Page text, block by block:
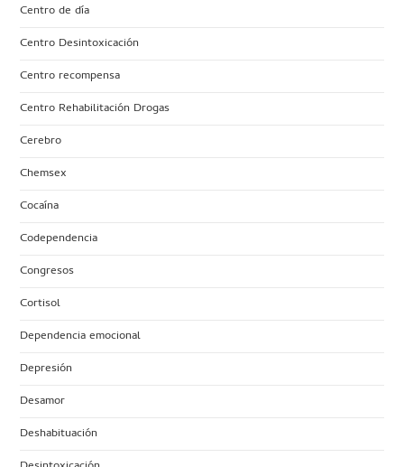
Centro de día
Centro Desintoxicación
Centro recompensa
Centro Rehabilitación Drogas
Cerebro
Chemsex
Cocaína
Codependencia
Congresos
Cortisol
Dependencia emocional
Depresión
Desamor
Deshabituación